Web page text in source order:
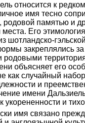
относится к
имя тесно
родовой памятью и
Его
шотландско-
закреплялись
родовыми
объясняет его
как случайный
и
имени
укорененности и
имя связано